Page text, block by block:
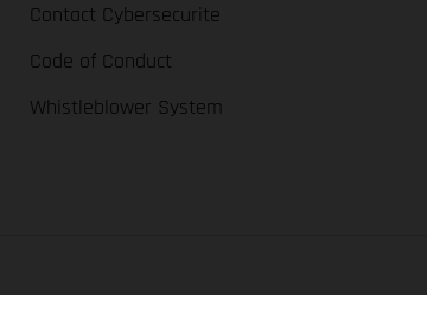
Contact Cybersecurite
Code of Conduct
Whistleblower System